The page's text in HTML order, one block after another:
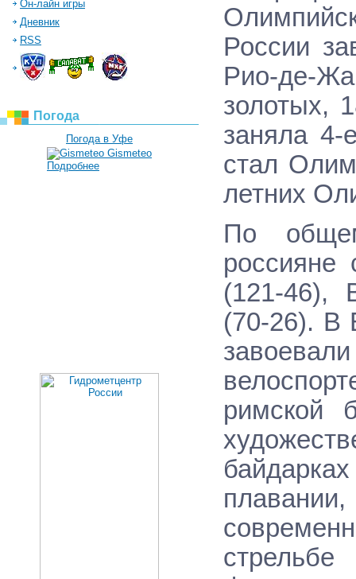
Он-лайн игры
Дневник
RSS
Погода
Погода в Уфе
Gismeteo
Подробнее
России
Рио-де-
золотых,
заняла 4-
стал
летних
По
россияне
(121-46),
(70-26). В
римской